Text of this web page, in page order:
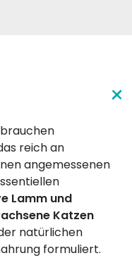
reich an
angemessenen
Lamm und
Katzen
natürlichen
formuliert.